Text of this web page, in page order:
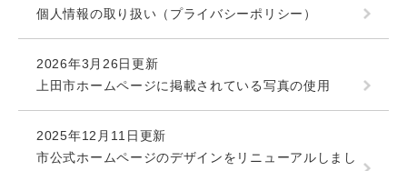
個人情報の取り扱い（プライバシーポリシー）
2026年3月26日更新
上田市ホームページに掲載されている写真の使用
2025年12月11日更新
市公式ホームページのデザインをリニューアルしまし